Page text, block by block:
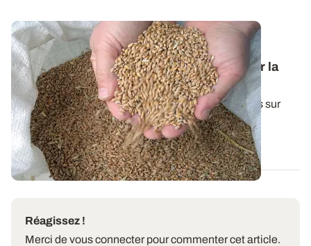
Variétés et interventions d’automne : des
références techniques pour bien démarrer la
campagne en céréales à paille
Une synthèse de l'ensemble de nos essais conduits sur
céréales d'hiver durant la dernière...
29 SEPT. 2025
Réagissez !
Merci de vous connecter pour commenter cet article.